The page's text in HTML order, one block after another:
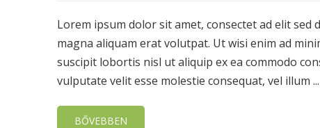
Lorem ipsum dolor sit amet, consectet ad elit
magna aliquam erat volutpat. Ut wisi enim ad
suscipit lobortis nisl ut aliquip ex ea commodo
vulputate velit esse molestie consequat, vel illum ...
BŐVEBBEN